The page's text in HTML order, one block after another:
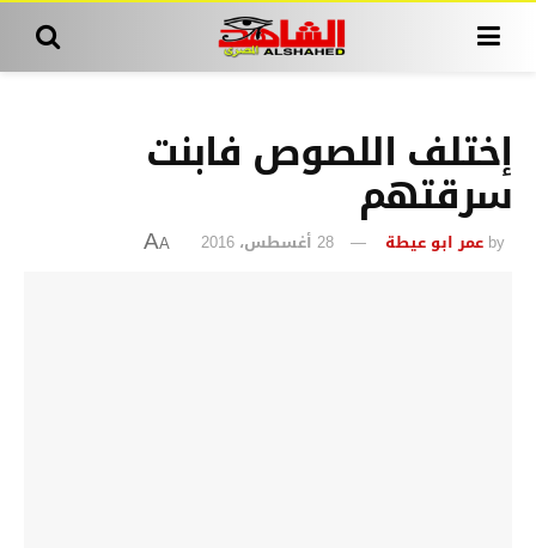
إختلف اللصوص فابنت
سرقتهم
by عمر ابو عيطة 28 أغسطس، 2016 A
A